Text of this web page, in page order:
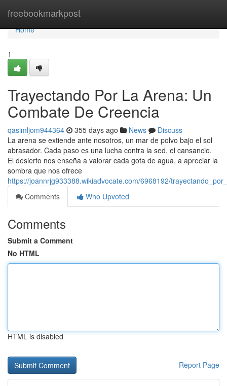
freebookmarkpost
Home
Home
1
Trayectando Por La Arena: Un
Combate De Creencia
qasimljom944364 355 days ago News
Discuss
La arena se extiende ante nosotros, un mar de polvo bajo el sol
abrasador. Cada paso es una lucha contra la sed, el cansancio.
El desierto nos enseña a valorar cada gota de agua, a apreciar la
sombra que nos ofrece
https://joannrjg933388.wikiadvocate.com/6968192/
Comments
Who Upvoted
Comments
Submit a Comment
No HTML
HTML is disabled
Report Page